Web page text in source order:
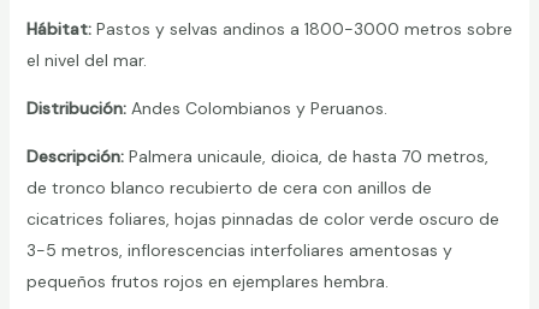
Hábitat:Pastos y selvas andinos a 1800-3000 metros sobre
el nivel del mar.
Distribución:Andes Colombianos y Peruanos.
Descripción: Palmera unicaule, dioica, de hasta 70 metros,
de tronco blanco recubierto de cera con anillos de
cicatrices foliares, hojas pinnadas de color verde oscuro de
3-5 metros, inflorescencias interfoliares amentosas y
pequeños frutos rojos en ejemplares hembra.